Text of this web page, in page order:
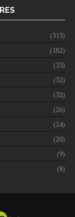
(313)
(182)
(33)
(32)
(32)
(26)
(24)
(20)
(9)
(8)